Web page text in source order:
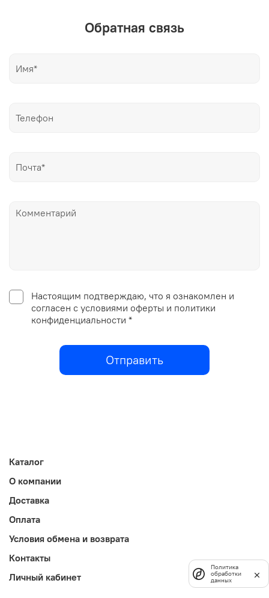
Обратная связь
Настоящим подтверждаю, что я ознакомлен и
согласен с условиями оферты и политики
конфиденциальности *
Отправить
Каталог
О компании
Доставка
Оплата
Условия обмена и возврата
Контакты
Личный кабинет
Политика
обработки
данных